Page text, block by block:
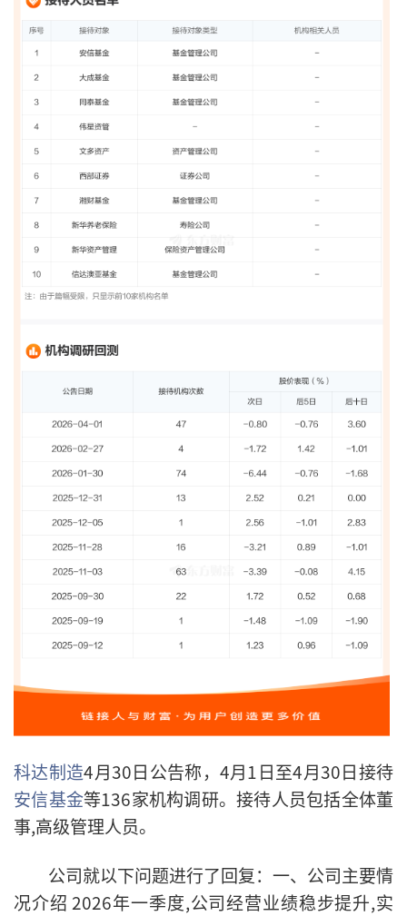
科达制造4月30日公告称， 4月1日至4月30日接待
安信基金等136家机构调研。 接待人员包括全体董
事,高级管理人员。
公司就以下问题进行了回复： 一、公司主要情
况介绍 2026年一季度,公司经营业绩稳步提升,实